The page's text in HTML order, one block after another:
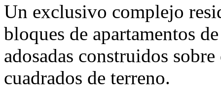
Un exclusivo complejo
bloques de apartamentos
adosadas construidos
cuadrados de terreno.